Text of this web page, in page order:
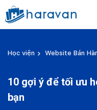
Học viện Website Bán
10 gợi ý để tối ưu
bạn